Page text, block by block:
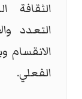
الثقافة
التعدد
الانقسام
الفعلي.